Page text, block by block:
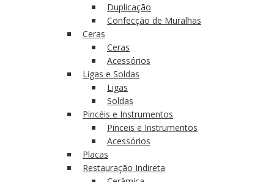
Duplicação
Confecção de Muralhas
Ceras
Ceras
Acessórios
Ligas e Soldas
Ligas
Soldas
Pincéis e Instrumentos
Pinceis e Instrumentos
Acessórios
Placas
Restauração Indireta